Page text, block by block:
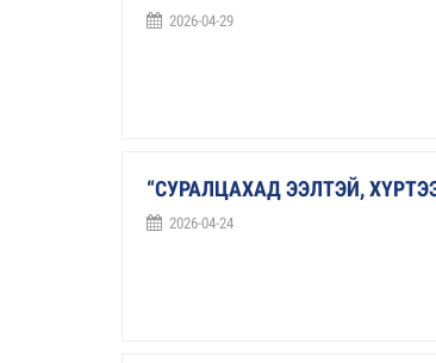
2026-04-29
“СУРАЛЦАХАД ЭЭЛТЭЙ,
2026-04-24